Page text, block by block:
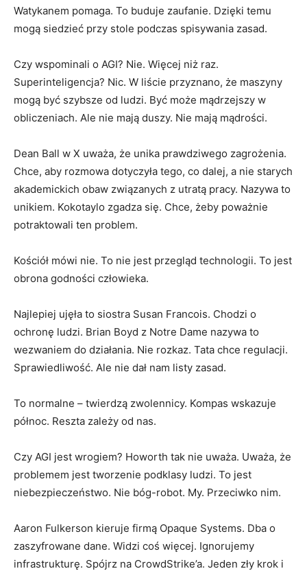
Watykanem pomaga. To buduje zaufanie. Dzięki temu
mogą siedzieć przy stole podczas spisywania zasad.
Czy wspominali o AGI? Nie. Więcej niż raz.
Superinteligencja? Nic. W liście przyznano, że maszyny
mogą być szybsze od ludzi. Być może mądrzejszy w
obliczeniach. Ale nie mają duszy. Nie mają mądrości.
Dean Ball w X uważa, że ​​unika prawdziwego zagrożenia.
Chce, aby rozmowa dotyczyła tego, co dalej, a nie starych
akademickich obaw związanych z utratą pracy. Nazywa to
unikiem. Kokotaylo zgadza się. Chce, żeby poważnie
potraktowali ten problem.
Kościół mówi nie. To nie jest przegląd technologii. To jest
obrona godności człowieka.
Najlepiej ujęła to siostra Susan Francois. Chodzi o
ochronę ludzi. Brian Boyd z Notre Dame nazywa to
wezwaniem do działania. Nie rozkaz. Tata chce regulacji.
Sprawiedliwość. Ale nie dał nam listy zasad.
To normalne – twierdzą zwolennicy. Kompas wskazuje
północ. Reszta zależy od nas.
Czy AGI jest wrogiem? Howorth tak nie uważa. Uważa, że
​​problemem jest tworzenie podklasy ludzi. To jest
niebezpieczeństwo. Nie bóg-robot. My. Przeciwko nim.
Aaron Fulkerson kieruje firmą Opaque Systems. Dba o
zaszyfrowane dane. Widzi coś więcej. Ignorujemy
infrastrukturę. Spójrz na CrowdStrike’a. Jeden zły krok i